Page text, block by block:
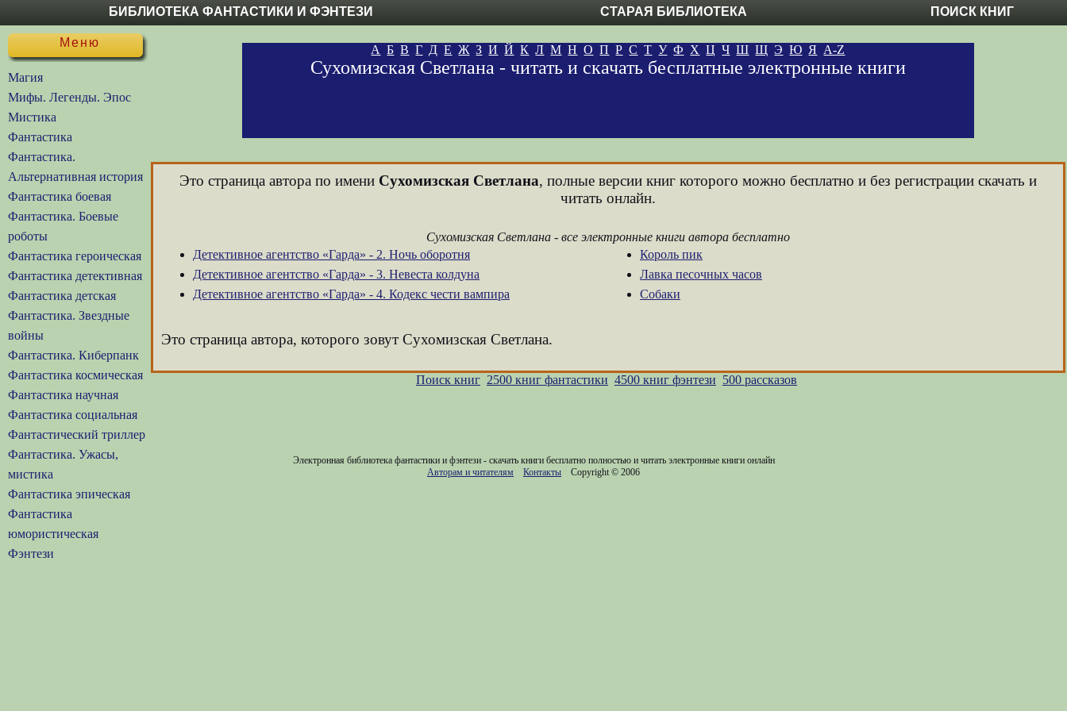
БИБЛИОТЕКА ФАНТАСТИКИ И ФЭНТЕЗИ СТАРАЯ БИБЛИОТЕКА ПОИСК КНИГ
Меню
Магия
Мифы. Легенды. Эпос
Мистика
Фантастика
Фантастика.
Альтернативная история
Фантастика боевая
Фантастика. Боевые
роботы
Фантастика героическая
Фантастика детективная
Фантастика детская
Фантастика. Звездные
войны
Фантастика. Киберпанк
Фантастика космическая
Фантастика научная
Фантастика социальная
Фантастический триллер
Фантастика. Ужасы,
мистика
Фантастика эпическая
Фантастика
юмористическая
Фэнтези
А Б В Г Д Е Ж З И Й К Л М Н О П Р С Т У Ф Х Ц Ч Ш Щ Э Ю Я A-Z
Сухомизская Светлана - читать и скачать бесплатные электронные книги
Это страница автора по имени Сухомизская Светлана, полные версии книг которого можно бесплатно и без регистрации скачать и
читать онлайн.
Сухомизская Светлана - все электронные книги автора бесплатно
Детективное агентство «Гарда» - 2. Ночь оборотня
Детективное агентство «Гарда» - 3. Невеста колдуна
Детективное агентство «Гарда» - 4. Кодекс чести вампира
Король пик
Лавка песочных часов
Собаки
Это страница автора, которого зовут Сухомизская Светлана.
Поиск книг 2500 книг фантастики 4500 книг фэнтези 500 рассказов
Электронная библиотека фантастики и фэнтези - скачать книги бесплатно полностью и читать электронные книги онлайн
Авторам и читателям
Контакты Copyright © 2006